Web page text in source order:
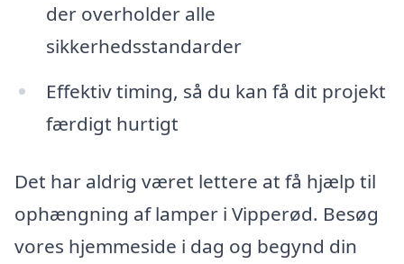
der overholder alle
sikkerhedsstandarder
Effektiv timing, så du kan få dit projekt
færdigt hurtigt
Det har aldrig været lettere at få hjælp til
ophængning af lamper i Vipperød. Besøg
vores hjemmeside i dag og begynd din